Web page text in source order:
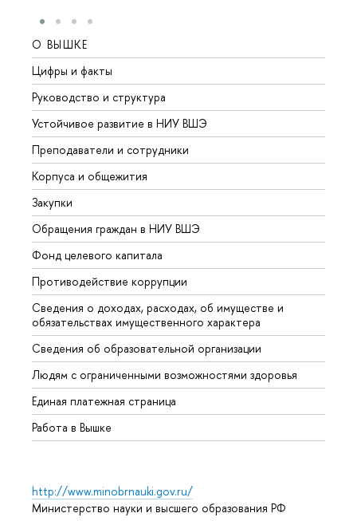
О ВЫШКЕ
Цифры и факты
Руководство и структура
Устойчивое развитие в НИУ ВШЭ
Преподаватели и сотрудники
Корпуса и общежития
Закупки
Обращения граждан в НИУ ВШЭ
Фонд целевого капитала
Противодействие коррупции
Сведения о доходах, расходах, об имуществе и
обязательствах имущественного характера
Сведения об образовательной организации
Людям с ограниченными возможностями здоровья
Единая платежная страница
Работа в Вышке
http://www.minobrnauki.gov.ru/
Министерство науки и высшего образования РФ